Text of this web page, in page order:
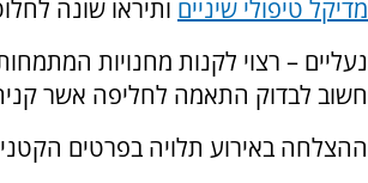
מדיקל טיפולי שיניים ותיראו שונה
נעליים – רצוי לקנות מחנויות
חשוב לבדוק התאמה לחליפה אשר
ההצלחה באירוע תלויה בפרטים